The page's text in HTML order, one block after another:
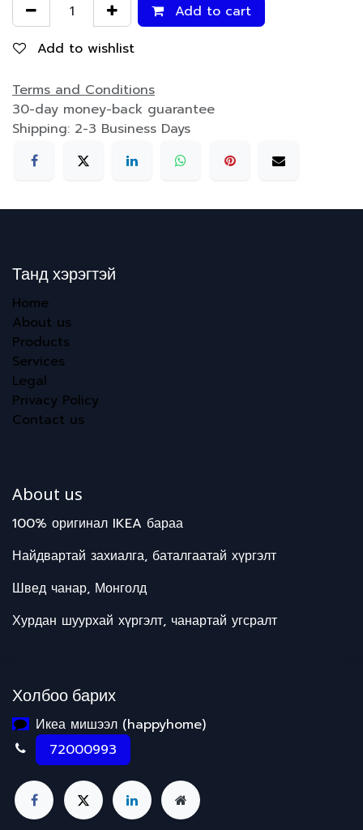
Add to cart
Add to wishlist
Terms and Conditions
30-day money-back guarantee
Shipping: 2-3 Business Days
Танд хэрэгтэй
Home
About us
Products
Services
Legal
Privacy Policy
Contact us
About us
100% оригинал IKEA бараа
Найдвартай захиалга, баталгаатай хүргэлт
Швед чанар, Монголд
Хурдан шуурхай хүргэлт, чанартай угсралт
Холбоо барих
Икеа мишээл (happyhome)
72000993